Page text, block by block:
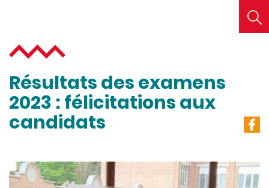
Résultats des examens
2023 : félicitations aux
candidats